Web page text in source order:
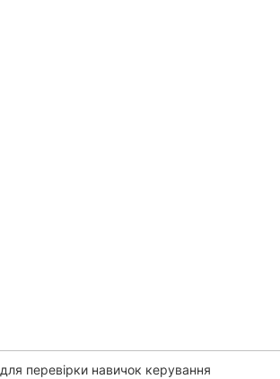
для перевірки навичок керування